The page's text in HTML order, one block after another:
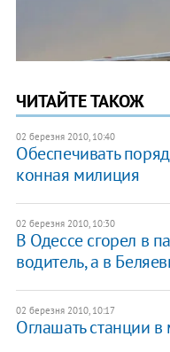
ЧИТАЙТЕ ТАКОЖ
02 березня 2010, 10:40
Обеспечивать
конная милиция
02 березня 2010, 10:30
В Одессе сгорел в
водитель, а в
02 березня 2010, 10:17
Оглашать станции